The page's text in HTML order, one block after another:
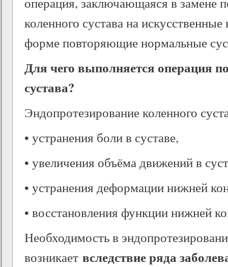
коленного сустава на
форме повторяющие нормальные
Для чего выполняется операция
сустава?
Эндопротезирование коленного
• устранения боли в суставе,
• увеличения объёма движений в
• устранения деформации нижней
• восстановления функции нижней
Необходимость в
возникает вследствие ряда